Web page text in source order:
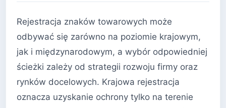
Rejestracja znaków towarowych może
odbywać się zarówno na poziomie krajowym,
jak i międzynarodowym, a wybór odpowiedniej
ścieżki zależy od strategii rozwoju firmy oraz
rynków docelowych. Krajowa rejestracja
oznacza uzyskanie ochrony tylko na terenie